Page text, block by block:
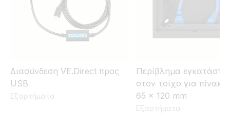
Διασύνδεση VE.Direct προς
USB
Εξαρτήματα
Περίβλημα
στον τοίχο για
65 x 120 mm
Εξαρτήματα